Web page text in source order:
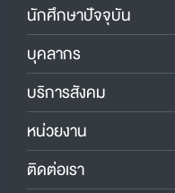
นักศึกษาปัจจุบัน
บุคลากร
บริการสังคม
หน่วยงาน
ติดต่อเรา